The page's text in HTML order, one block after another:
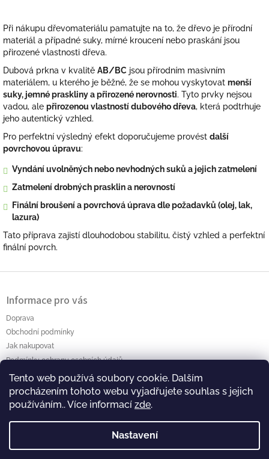
Tento web používá soubory cookie. Dalším
procházením tohoto webu vyjadřujete souhlas s jejich
používáním.. Více informací zde.
Nastavení
Při nákupu dřevomateriálu pamatujte na to, že dřevo je přírodní
materiál a případné suky, mírné kroucení nebo praskání jsou
přirozené vlastnosti dřeva.
Dubová prkna v kvalitě AB/BC jsou přírodním masivním
materiálem, u kterého je běžné, že se mohou vyskytovat menší
suky, jemné praskliny a přirozené nerovnosti. Tyto prvky nejsou
vadou, ale přirozenou vlastností dubového dřeva, která podtrhuje
jeho autentický vzhled.
Pro perfektní výsledný efekt doporučujeme provést další
povrchovou úpravu:
Vyndání uvolněných nebo nevhodných suků a jejich zatmelení
Zatmelení drobných prasklin a nerovností
Finální broušení a povrchová úprava dle požadavků (olej, lak,
lazura)
Tato příprava zajistí dlouhodobou stabilitu, čistý vzhled a perfektní
finální povrch.
Informace pro vás
Doprava
Obchodní podmínky
Jak nakupovat
Podmínky ochrany osobních údajů
Polanský AB s.r.o. Myslíkova 4 Pacov 395 01 Ič.: 01464256